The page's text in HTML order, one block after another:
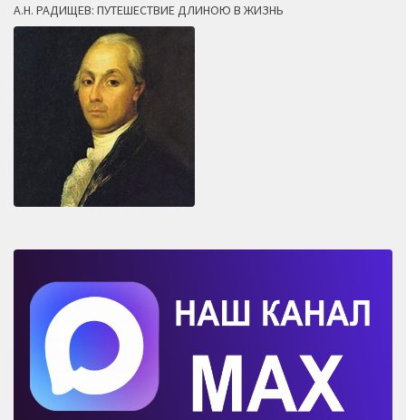
А.Н. РАДИЩЕВ: ПУТЕШЕСТВИЕ ДЛИНОЮ В ЖИЗНЬ